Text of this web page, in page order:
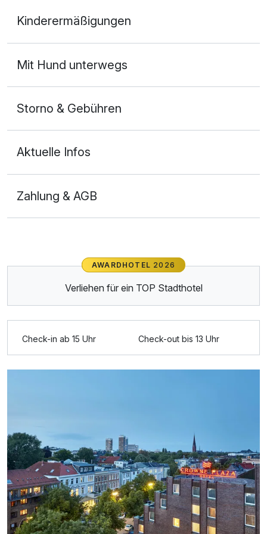
2 Erwachsene
Kinderermäßigungen
Mit Hund unterwegs
Storno & Gebühren
Aktuelle Infos
Zahlung & AGB
AWARDHOTEL 2026
Verliehen für ein TOP Stadthotel
Check-in ab 15 Uhr Check-out bis 13 Uhr